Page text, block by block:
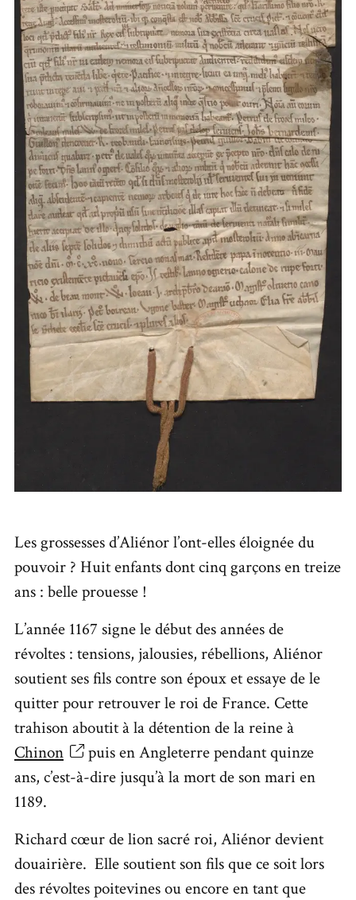
Les grossesses d’Aliénor l’ont-elles éloignée du
pouvoir ? Huit enfants dont cinq garçons en treize
ans : belle prouesse !
L’année 1167 signe le début des années de
révoltes : tensions, jalousies, rébellions, Aliénor
soutient ses fils contre son époux et essaye de le
quitter pour retrouver le roi de France. Cette
trahison aboutit à la détention de la reine à
Chinon
puis en Angleterre pendant quinze
ans, c’est-à-dire jusqu’à la mort de son mari en
1189.
Richard cœur de lion sacré roi, Aliénor devient
douairière. Elle soutient son fils que ce soit lors
des révoltes poitevines ou encore en tant que